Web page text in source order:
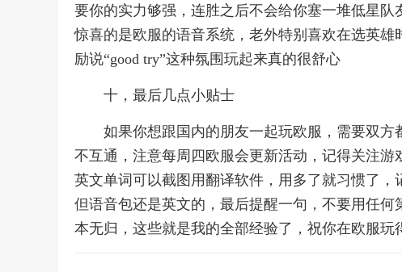
要你的实力够强，连胜之后不会给你塞一堆低星
惊喜的是欧服的语音系统，老外特别喜欢在选英
励说“good try”这种氛围玩起来真的很舒心
十，最后几点小贴士
如果你想跟国内的朋友一起玩欧服，需要双
不互通，注意每周四欧服会更新活动，记得关注
英文单词可以截图用翻译软件，用多了就习惯了，
但语音包还是英文的，最后提醒一句，不要用任
本无归，这些就是我的全部经验了，祝你在欧服玩